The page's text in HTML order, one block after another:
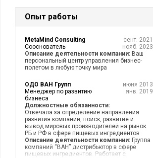
Опыт работы
MetaMind Consulting
Сооснователь
сент. 2021
нояб. 2023
Описание деятельности компании: Ваш
персональный центр управления бизнес-
полетом в любую точку мира
ОДО ВАН Групп
Менеджер по развитию
бизнеса
июня 2013
янв. 2019
Должностные обязанности:
Отвечала за определение направления
развития компании, поиск, развитие и
вывод мировых производителей на рынок
РБ и РФ в сфере пищевых ингредиентов
Описание деятельности компании: Группа
компаний “ВАН” дистрибьютор в сфере
пищевых ингредиентов. Работает с